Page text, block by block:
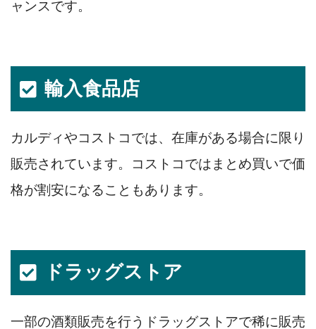
ャンスです。
輸入食品店
カルディやコストコでは、在庫がある場合に限り
販売されています。コストコではまとめ買いで価
格が割安になることもあります。
ドラッグストア
一部の酒類販売を行うドラッグストアで稀に販売